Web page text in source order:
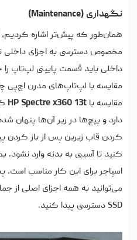
نگهداری (Maintenance)
همان‌طور که پیش‌تر اشاره کردیم،
مخصوص دسترسی به اجزای داخلی
داخلی باید قسمت پایینی لپ‌تاپ را
مقایسه با لپ‌تاپ‌های مدرن اچ‌پی
مقایسه با HP Spectre x360 13t
دارد و پیچ‌ها در زیر آن‌ها پنهان
کردن قاب زیرین پس از باز کردن
کنید تا آسیبی به بدنه وارد
اسپاجر برای این کار مناسب است.
می‌توانید به همه اجزای اصلی از
SSD دسترسی پیدا کنید.